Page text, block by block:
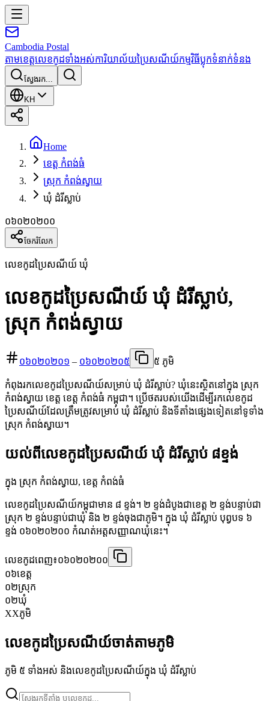
Cambodia Postal
តាមខេត្តលេខកូដទាំងអស់ការិយាល័យប្រៃសណីយ៍កម្មវិធីប្លុកទំនាក់ទំនង
ស្វែងរក...
KH
Home
ខេត្ត កំពង់ធំ
ស្រុក កំពង់ស្វាយ
ឃុំ ដំរីស្លាប់
០៦០២០២០០
ចែករំលែក
លេខកូដប្រៃសណីយ៍ ឃុំ
លេខកូដប្រៃសណីយ៍ ឃុំ ដំរីស្លាប់,
ស្រុក កំពង់ស្វាយ
០៦០២០២០១ – ០៦០២០២០៥ ៥ ភូមិ
កំពុងរកលេខកូដប្រៃសណីយ៍សម្រាប់ ឃុំ ដំរីស្លាប់? ឃុំនេះស្ថិតនៅក្នុង ស្រុក
កំពង់ស្វាយ ខេត្ត ខេត្ត កំពង់ធំ កម្ពុជា។ ប្រើថតរបស់យើងដើម្បីរកលេខកូដ
ប្រៃសណីយ៍ដែលត្រឹមត្រូវសម្រាប់ ឃុំ ដំរីស្លាប់ និងទីតាំងផ្សេងទៀតនៅទូទាំង
ស្រុក កំពង់ស្វាយ។
យល់ពីលេខកូដប្រៃសណីយ៍ ឃុំ ដំរីស្លាប់ ៨ខ្ទង់
ក្នុង ស្រុក កំពង់ស្វាយ, ខេត្ត កំពង់ធំ
លេខកូដប្រៃសណីយ៍កម្ពុជាមាន ៨ ខ្ទង់។ ២ ខ្ទង់ដំបូងជាខេត្ត ២ ខ្ទង់បន្ទាប់ជា
ស្រុក ២ ខ្ទង់បន្ទាប់ជាឃុំ និង ២ ខ្ទង់ចុងជាភូមិ។ ក្នុង ឃុំ ដំរីស្លាប់ បុព្វបទ ៦
ខ្ទង់ ០៦០២០២០០ កំណត់អត្តសញ្ញាណឃុំនេះ។
លេខកូដពេញ៖០៦០២០២០០
០៦ខេត្ត
០២ស្រុក
០២ឃុំ
XXភូមិ
លេខកូដប្រៃសណីយ៍ចាត់តាមភូមិ
ភូមិ ៥ ទាំងអស់ និងលេខកូដប្រៃសណីយ៍ក្នុង ឃុំ ដំរីស្លាប់